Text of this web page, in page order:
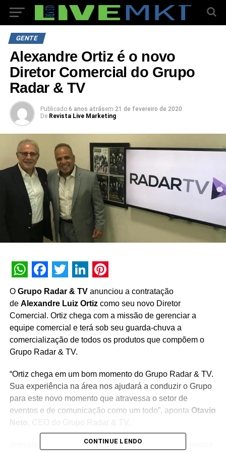
GENTE
Alexandre Ortiz é o novo
Diretor Comercial do Grupo
Radar & TV
Publicado 6 anos atrásem 21 de fevereiro de 2020
De Revista Live Marketing
WhatsApp
Facebook
Twitter
LinkedIn
Pinterest
O Grupo Radar & TVanunciou a contratação
de Alexandre Luiz Ortizcomo seu novo Diretor
Comercial. Ortiz chega com a missão de gerenciar a
equipe comercial e terá sob seu guarda-chuva a
comercialização de todos os produtos que compõem o
Grupo Radar & TV.
“Ortiz chega em um bom momento do Grupo Radar & TV.
Sua experiência na área nos ajudará a conduzir o Grupo
para este novo momento que atravessa o setor de
eventos e de comunicação como um todo”, aponta Otavio
, CEO do Grupo Radar & TV.
Jornalista e publicitário formado pela ESPM, Ortiz possui
CONTINUE LENDO